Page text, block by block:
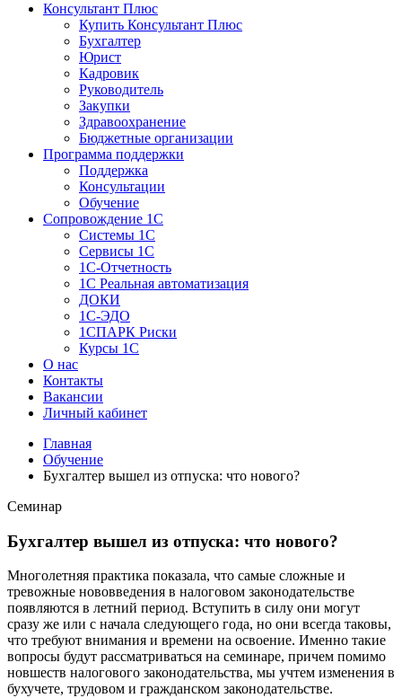
Консультант Плюс
Купить Консультант Плюс
Бухгалтер
Юрист
Кадровик
Руководитель
Закупки
Здравоохранение
Бюджетные организации
Программа поддержки
Поддержка
Консультации
Обучение
Сопровождение 1С
Системы 1С
Сервисы 1С
1C-Отчетность
1С Реальная автоматизация
ДОКИ
1C-ЭДО
1СПАРК Риски
Курсы 1С
О нас
Контакты
Вакансии
Личный кабинет
Главная
Обучение
Бухгалтер вышел из отпуска: что нового?
Семинар
Бухгалтер вышел из отпуска: что нового?
Многолетняя практика показала, что самые сложные и
тревожные нововведения в налоговом законодательстве
появляются в летний период. Вступить в силу они могут
сразу же или с начала следующего года, но они всегда таковы,
что требуют внимания и времени на освоение. Именно такие
вопросы будут рассматриваться на семинаре, причем помимо
новшеств налогового законодательства, мы учтем изменения в
бухучете, трудовом и гражданском законодательстве.